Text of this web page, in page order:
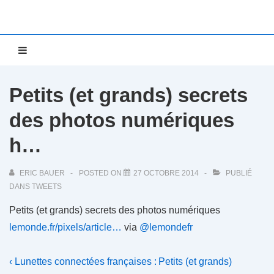
Petits (et grands) secrets
des photos numériques
h…
ERIC BAUER POSTED ON 27 OCTOBRE 2014
PUBLIÉ
DANS TWEETS
Petits (et grands) secrets des photos numériques
lemonde.fr/pixels/article… via @lemondefr
Navigation
Previous
‹ Lunettes connectées françaises : Next
Petits (et grands)